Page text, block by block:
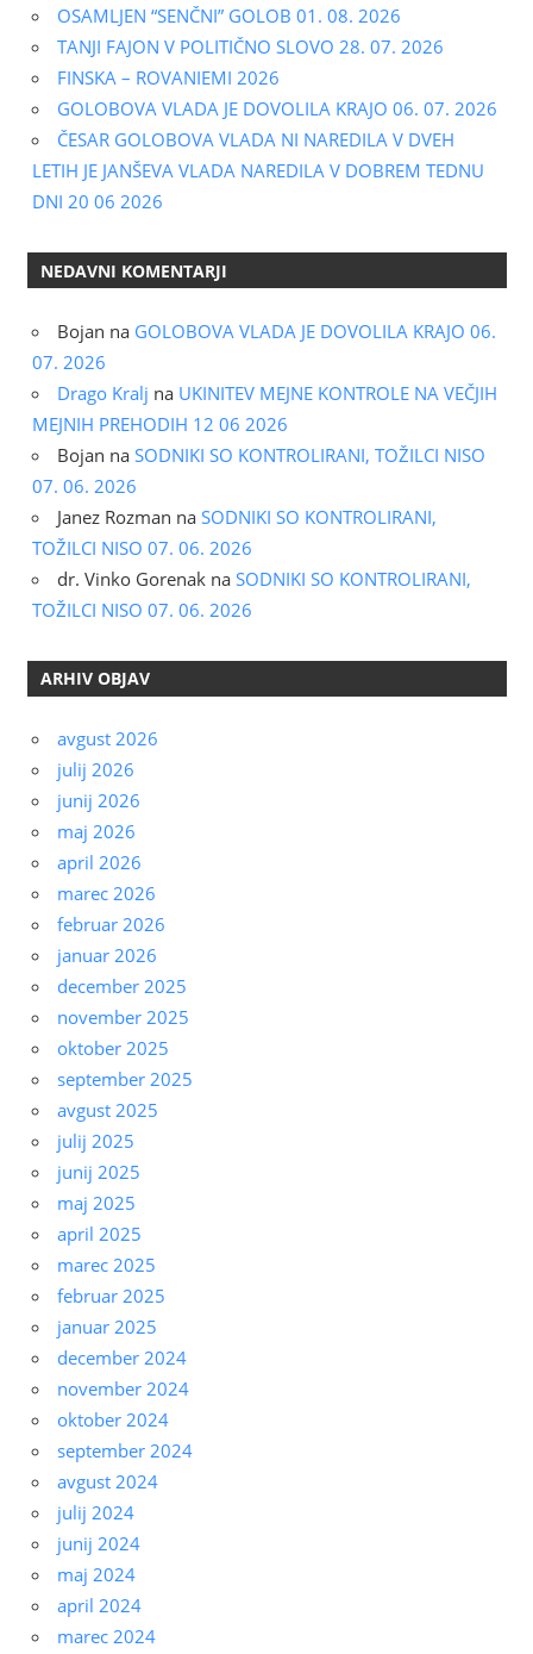
OSAMLJEN “SENČNI” GOLOB 01. 08. 2026
TANJI FAJON V POLITIČNO SLOVO 28. 07. 2026
FINSKA – ROVANIEMI 2026
GOLOBOVA VLADA JE DOVOLILA KRAJO 06. 07. 2026
ČESAR GOLOBOVA VLADA NI NAREDILA V DVEH
LETIH JE JANŠEVA VLADA NAREDILA V DOBREM TEDNU
DNI 20 06 2026
NEDAVNI KOMENTARJI
Bojan na GOLOBOVA VLADA JE DOVOLILA KRAJO 06.
07. 2026
Drago Kralj na UKINITEV MEJNE KONTROLE NA VEČJIH
MEJNIH PREHODIH 12 06 2026
Bojan na SODNIKI SO KONTROLIRANI, TOŽILCI NISO
07. 06. 2026
Janez Rozman na SODNIKI SO KONTROLIRANI,
TOŽILCI NISO 07. 06. 2026
dr. Vinko Gorenak na SODNIKI SO KONTROLIRANI,
TOŽILCI NISO 07. 06. 2026
ARHIV OBJAV
avgust 2026
julij 2026
junij 2026
maj 2026
april 2026
marec 2026
februar 2026
januar 2026
december 2025
november 2025
oktober 2025
september 2025
avgust 2025
julij 2025
junij 2025
maj 2025
april 2025
marec 2025
februar 2025
januar 2025
december 2024
november 2024
oktober 2024
september 2024
avgust 2024
julij 2024
junij 2024
maj 2024
april 2024
marec 2024